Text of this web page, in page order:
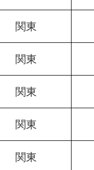
関東
関東
関東
関東
関東